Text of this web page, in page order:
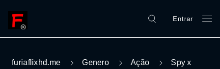
Entrar
furiaflixhd.me Genero Ação
Spy x